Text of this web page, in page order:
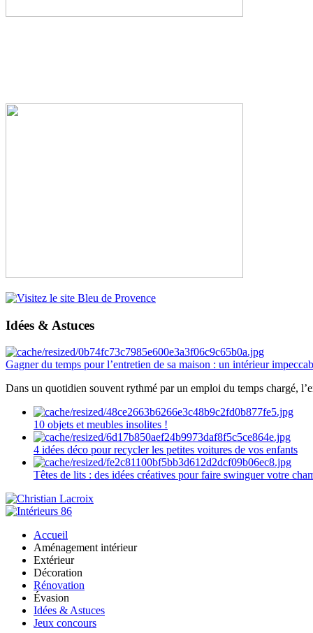
Idées & Astuces
Gagner du temps pour l’entretien de sa maison : un intérieur
Dans un quotidien souvent rythmé par un emploi du temps chargé,
10 objets et meubles insolites !
4 idées déco pour recycler les petites voitures de vos enfants
Têtes de lits : des idées créatives pour faire swinguer votre
Accueil
Aménagement intérieur
Extérieur
Décoration
Rénovation
Évasion
Idées & Astuces
Jeux concours